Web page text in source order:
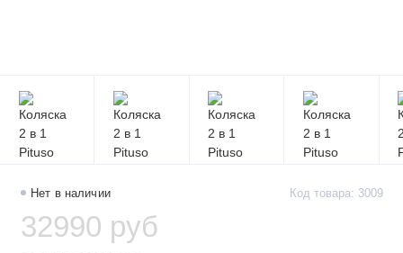
Нет в наличии Код товара: 3009
32990 руб